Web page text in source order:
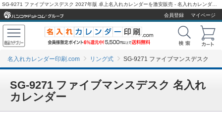
会員登録
マイページ
名入れカレンダー印刷.com リング式 SG-9271 ファイブマンスデスク
SG-9271 ファイブマンスデスク 名入れ
カレンダー